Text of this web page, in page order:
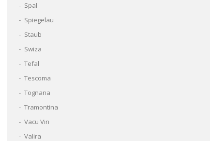
Spal
Spiegelau
Staub
Swiza
Tefal
Tescoma
Tognana
Tramontina
Vacu Vin
Valira